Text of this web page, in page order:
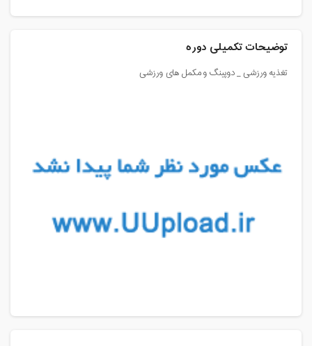
توضیحات تکمیلی دوره
تغذیه ورزشی _ دوپینگ و مکمل های ورزشی